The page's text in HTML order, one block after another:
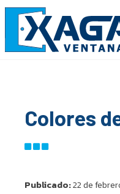
Colores
Publicado:22 de